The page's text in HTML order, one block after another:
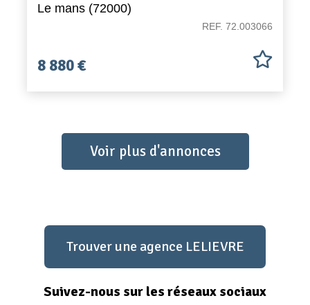
Le mans (72000)
REF. 72.003066
8 880 €
Voir plus d'annonces
Trouver une agence LELIEVRE
Suivez-nous sur les réseaux sociaux